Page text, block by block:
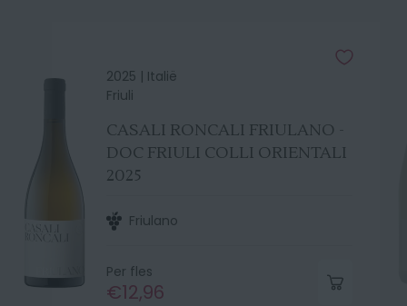
2025 | Italië
Friuli
CASALI RONCALI FRIULANO -
DOC FRIULI COLLI ORIENTALI
2025
Friulano
Per fles
€12,96